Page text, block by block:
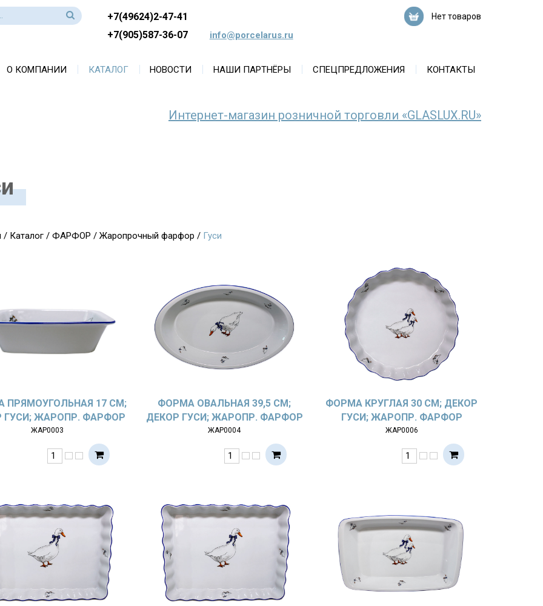
+7(49624)2-47-41
+7(905)587-36-07
info@porcelarus.ru
Нет товаров
О КОМПАНИИ КАТАЛОГ НОВОСТИ НАШИ ПАРТНЁРЫ СПЕЦПРЕДЛОЖЕНИЯ КОНТАКТЫ
Интернет-магазин розничной торговли «GLASLUX.RU»
/ Каталог/ ФАРФОР / Жаропрочный фарфор / Гуси
ПРЯМОУГОЛЬНАЯ 17 СМ;
ГУСИ; ЖАРОПР. ФАРФОР
ЖАР0003
ФОРМА ОВАЛЬНАЯ 39,5 СМ;
ДЕКОР ГУСИ; ЖАРОПР. ФАРФОР
ЖАР0004
ФОРМА КРУГЛАЯ 30 СМ; ДЕКОР
ГУСИ; ЖАРОПР. ФАРФОР
ЖАР0006